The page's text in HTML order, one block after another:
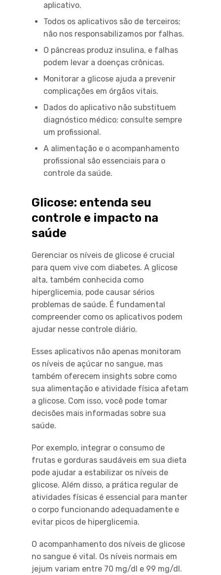
aplicativo.
Todos os aplicativos são de terceiros;
não nos responsabilizamos por falhas.
O pâncreas produz insulina, e falhas
podem levar a doenças crônicas.
Monitorar a glicose ajuda a prevenir
complicações em órgãos vitais.
Dados do aplicativo não substituem
diagnóstico médico; consulte sempre
um profissional.
A alimentação e o acompanhamento
profissional são essenciais para o
controle da saúde.
Glicose: entenda seu
controle e impacto na
saúde
Gerenciar os níveis de glicose é crucial
para quem vive com diabetes. A glicose
alta, também conhecida como
hiperglicemia, pode causar sérios
problemas de saúde. É fundamental
compreender como os aplicativos podem
ajudar nesse controle diário.
Esses aplicativos não apenas monitoram
os níveis de açúcar no sangue, mas
também oferecem insights sobre como
sua alimentação e atividade física afetam
a glicose. Com isso, você pode tomar
decisões mais informadas sobre sua
saúde.
Por exemplo, integrar o consumo de
frutas e gorduras saudáveis em sua dieta
pode ajudar a estabilizar os níveis de
glicose. Além disso, a prática regular de
atividades físicas é essencial para manter
o corpo funcionando adequadamente e
evitar picos de hiperglicemia.
O acompanhamento dos níveis de glicose
no sangue é vital. Os níveis normais em
jejum variam entre 70 mg/dl e 99 mg/dl.